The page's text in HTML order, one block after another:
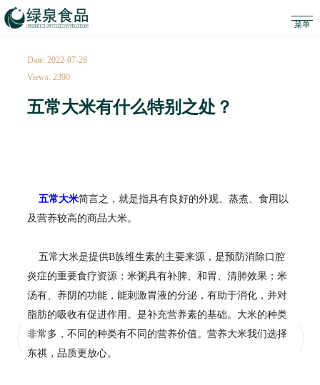
Date: 2022-07-28
Views: 2390
五常大米有什么特别之处？
五常大米简言之，就是指具有良好的外观、蒸煮、食用以
及营养较高的商品大米。
五常大米是提供B族维生素的主要来源，是预防消除口腔
炎症的重要食疗资源；米粥具有补脾、和胃、清肺效果；米
汤有、养阴的功能，能刺激胃液的分泌，有助于消化，并对
脂肪的吸收有促进作用。是补充营养素的基础。大米的种类
非常多，不同的种类有不同的营养价值。营养大米我们选择
东祺，品质更放心。